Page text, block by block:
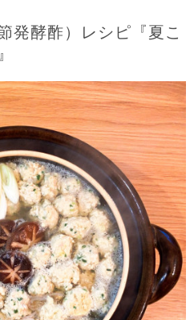
発酵酢）レシピ『夏こ